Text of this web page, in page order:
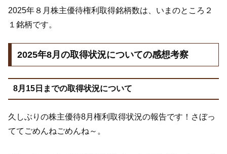
2025年８月株主優待権利取得銘柄数は、いまのところ２
１銘柄です。
2025年8月の取得状況についての感想考察
8月15日までの取得状況について
久しぶりの株主優待8月権利取得状況の報告です！さぼっ
ててごめんねごめんね～。